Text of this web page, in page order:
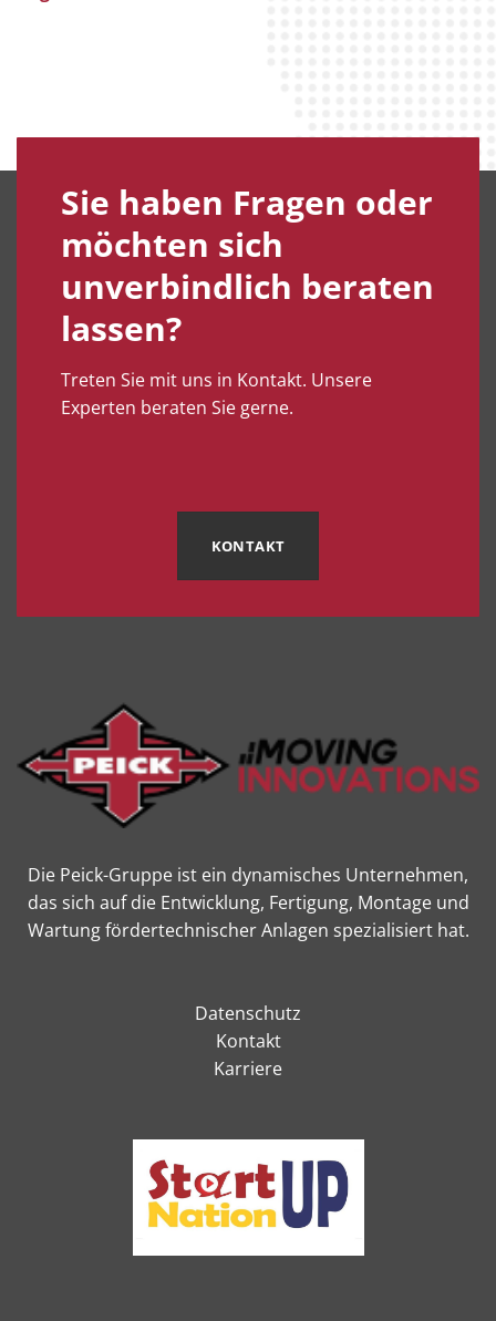
Sie haben Fragen oder
möchten sich
unverbindlich beraten
lassen?
Treten Sie mit uns in Kontakt. Unsere
Experten beraten Sie gerne.
KONTAKT
Die Peick-Gruppe ist ein dynamisches Unternehmen,
das sich auf die Entwicklung, Fertigung, Montage und
Wartung fördertechnischer Anlagen spezialisiert hat.
Datenschutz
Kontakt
Karriere